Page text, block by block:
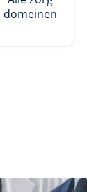
domeinen